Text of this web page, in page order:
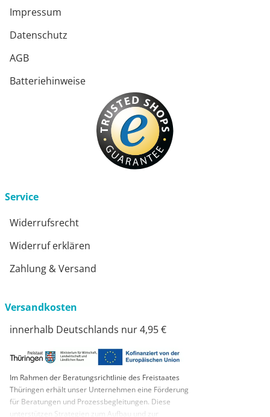
Impressum
Datenschutz
AGB
Batteriehinweise
Service
Widerrufsrecht
Widerruf erklären
Zahlung & Versand
Versandkosten
innerhalb Deutschlands nur 4,95 €
Im Rahmen der Beratungsrichtlinie des Freistaates
Thüringen erhält unser Unternehmen eine Förderung
für Beratungen und Prozessbegleitungen. Diese
unterstützen Strategien zum Aufbau und zur